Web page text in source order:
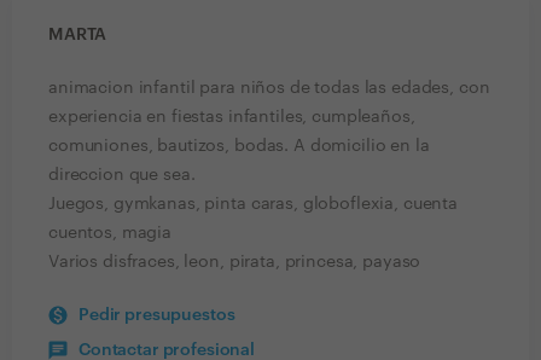
MARTA
animacion infantil para niños de todas las edades, con
experiencia en fiestas infantiles, cumpleaños,
comuniones, bautizos, bodas. A domicilio en la
direccion que sea.
Juegos, gymkanas, pinta caras, globoflexia, cuenta
cuentos, magia
Varios disfraces, leon, pirata, princesa, payaso
Pedir presupuestos
Contactar profesional